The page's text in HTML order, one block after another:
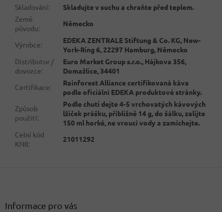
Skladování:
Skladujte v suchu a chraňte před teplem.
Země
původu:
Německo
Výrobce:
EDEKA ZENTRALE Stiftung & Co. KG, New-
York-Ring 6, 22297 Hamburg, Německo
Distributor /
dovozce:
Euro Market Group s.r.o., Hájkova 356,
Domažlice, 34401
Certifikace:
Rainforest Alliance certifikovaná káva
podle oficiální EDEKA produktové stránky.
Způsob
použití:
Podle chuti dejte 4-5 vrchovatých kávových
lžiček prášku, přibližně 14 g, do šálku, zalijte
150 ml horké, ne vroucí vody a zamíchejte.
Celní kód
KN8:
21011292
Informace pro vás